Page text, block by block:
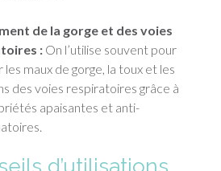
de la gorge et des voies
:On l’utilise souvent pour
les maux de gorge, la toux et les
des voies respiratoires grâce à
apaisantes et anti-
d’utilisations